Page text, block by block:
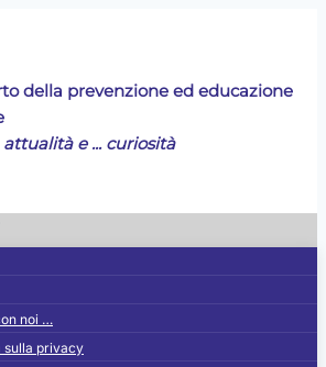
della prevenzione ed educazione
e ... curiosità
noi …
sulla privacy